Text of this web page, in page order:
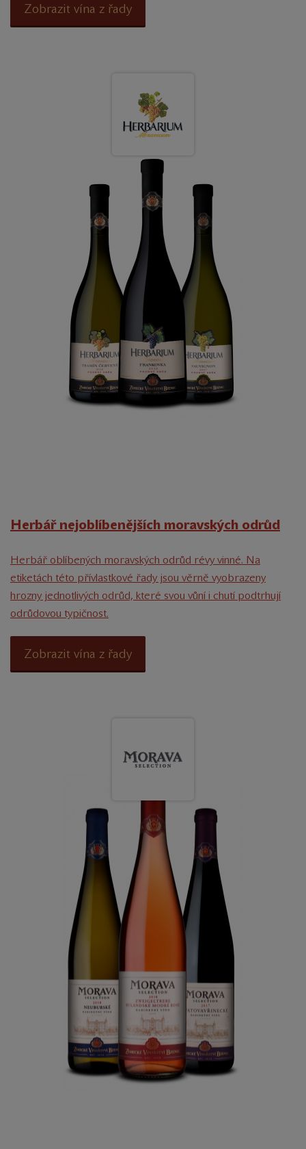
Zobrazit vína z řady
Herbář nejoblíbenějších moravských odrůd
Herbář oblíbených moravských odrůd révy vinné. Na
etiketách této přívlastkové řady jsou věrně vyobrazeny
hrozny jednotlivých odrůd, které svou vůní i chutí podtrhují
odrůdovou typičnost.
Zobrazit vína z řady